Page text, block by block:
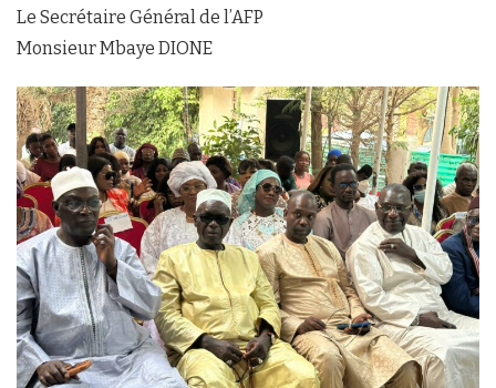
Le Secrétaire Général de l’AFP
Monsieur Mbaye DIONE